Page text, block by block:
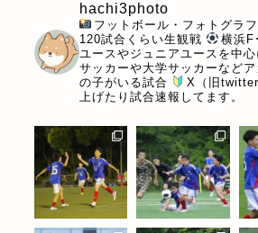
hachi3photo
フットボール・フォトグラ
120試合くらい生観戦
横浜F
ユースやジュニアユースを中
サッカーや大学サッカーなど
の子がいる試合
X（旧
上げたり試合速報してます。